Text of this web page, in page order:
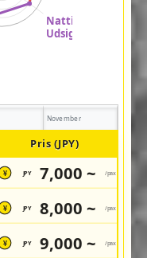
November
Pris (JPY)
¥ JPY 7,000 ~ /pax
¥ JPY 8,000 ~ /pax
¥ JPY 9,000 ~ /pax